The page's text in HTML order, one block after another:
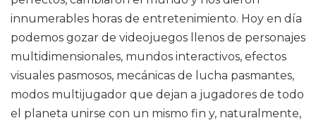
innumerables horas de entretenimiento. Hoy en día
podemos gozar de videojuegos llenos de personajes
multidimensionales, mundos interactivos, efectos
visuales pasmosos, mecánicas de lucha pasmantes,
modos multijugador que dejan a jugadores de todo
el planeta unirse con un mismo fin y, naturalmente,